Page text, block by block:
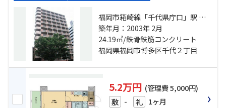
福岡市箱崎線「千代県庁口」駅 徒
歩1分 福岡市箱崎線「呉服町」駅 徒
歩7分 福岡市箱崎線「中洲川端」
駅 徒歩12分
築年月：2003年 2月
24.19㎡/鉄骨鉄筋コンクリート
福岡県福岡市博多区千代２丁目
5.2万円 (管理費 5,000円)
敷 - 礼 1ヶ月